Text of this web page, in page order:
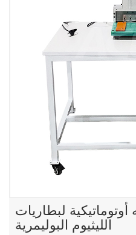
لبطاريات
الليثيوم البوليمرية